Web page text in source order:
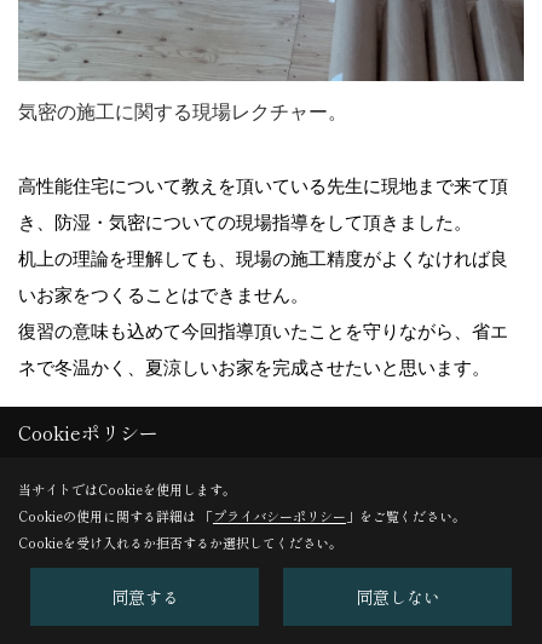
気密の施工に関する現場レクチャー。
高性能住宅について教えを頂いている先生に現地まで来て頂
き、防湿・気密についての現場指導をして頂きました。
机上の理論を理解しても、現場の施工精度がよくなければ良
いお家をつくることはできません。
復習の意味も込めて今回指導頂いたことを守りながら、省エ
ネで冬温かく、夏涼しいお家を完成させたいと思います。
Cookieポリシー
当サイトではCookieを使用します。
Cookieの使用に関する詳細は 「プライバシーポリシー 」をご覧ください。
Cookieを受け入れるか拒否するか選択してください。
同意する 同意しない